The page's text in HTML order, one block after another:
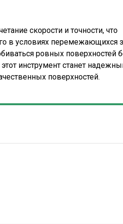
скорости и точности, что
в условиях перемежающихся
ровных поверхностей
инструмент станет
поверхностей.